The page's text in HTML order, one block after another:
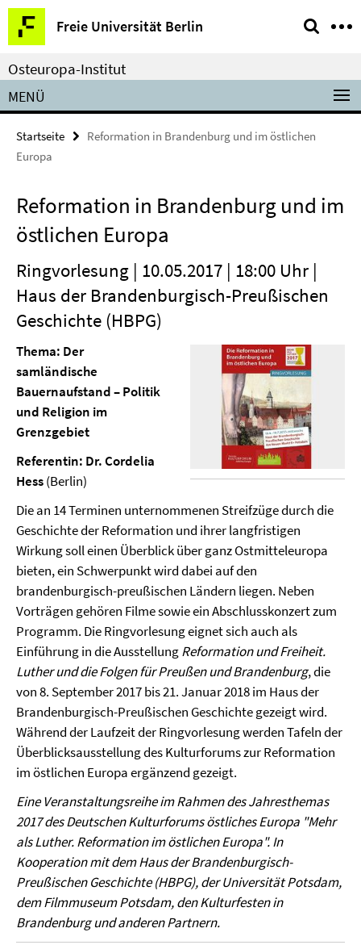
Springe
direkt
zu
Inhalt
Freie Universität Berlin
Service-
Navigation
Osteuropa-Institut
MENÜ
Startseite
Reformation in Brandenburg und im östlichen
Europa
Reformation in Brandenburg und im
östlichen Europa
Ringvorlesung | 10.05.2017 | 18:00 Uhr |
Haus der Brandenburgisch-Preußischen
Geschichte (HBPG)
Thema: Der
samländische
Bauernaufstand – Politik
und Religion im
Grenzgebiet
Referentin: Dr. Cordelia
Hess(Berlin)
Die an 14 Terminen unternommenen Streifzüge durch die
Geschichte der Reformation und ihrer langfristigen
Wirkung soll einen Überblick über ganz Ostmitteleuropa
bieten, ein Schwerpunkt wird dabei auf den
brandenburgisch-preußischen Ländern liegen. Neben
Vorträgen gehören Filme sowie ein Abschlusskonzert zum
Programm. Die Ringvorlesung eignet sich auch als
Einführung in die AusstellungReformation und Freiheit.
Luther und die Folgen für Preußen und Brandenburg, die
von 8. September 2017 bis 21. Januar 2018 im Haus der
Brandenburgisch-Preußischen Geschichte gezeigt wird.
Während der Laufzeit der Ringvorlesung werden Tafeln der
Überblicksausstellung des Kulturforums zur Reformation
im östlichen Europa ergänzend gezeigt.
Eine Veranstaltungsreihe im Rahmen des Jahresthemas
2017 des Deutschen Kulturforums östliches Europa "Mehr
als Luther. Reformation im östlichen Europa". In
Kooperation mit dem Haus der Brandenburgisch-
Preußischen Geschichte (HBPG), der Universität Potsdam,
dem Filmmuseum Potsdam, den Kulturfesten in
Brandenburg und anderen Partnern.